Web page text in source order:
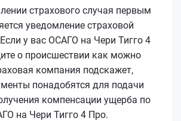
страхового случая первым
уведомление страховой
у вас ОСАГО на Чери Тигго 4
о происшествии как можно
компания подскажет,
понадобятся для подачи
компенсации ущерба по
на Чери Тигго 4 Про.